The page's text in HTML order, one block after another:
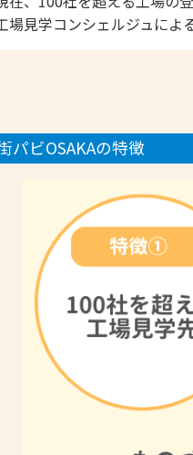
ワーク
センター
- 大阪製ブランド
- 大阪の伝統工芸品
場見学コンシェルジュによ
パビOSAKAの特徴